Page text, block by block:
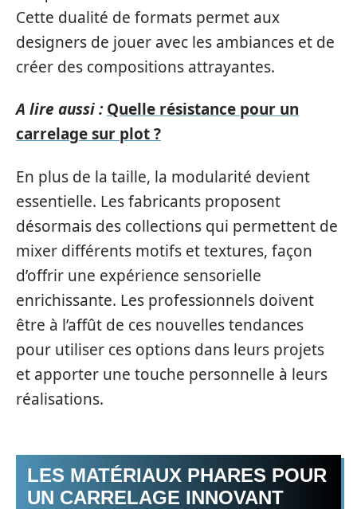
Cette dualité de formats permet aux
designers de jouer avec les ambiances et de
créer des compositions attrayantes.
A lire aussi : Quelle résistance pour un
carrelage sur plot ?
En plus de la taille, la modularité devient
essentielle. Les fabricants proposent
désormais des collections qui permettent de
mixer différents motifs et textures, façon
d’offrir une expérience sensorielle
enrichissante. Les professionnels doivent
être à l’affût de ces nouvelles tendances
pour utiliser ces options dans leurs projets
et apporter une touche personnelle à leurs
réalisations.
LES MATÉRIAUX PHARES POUR
UN CARRELAGE INNOVANT